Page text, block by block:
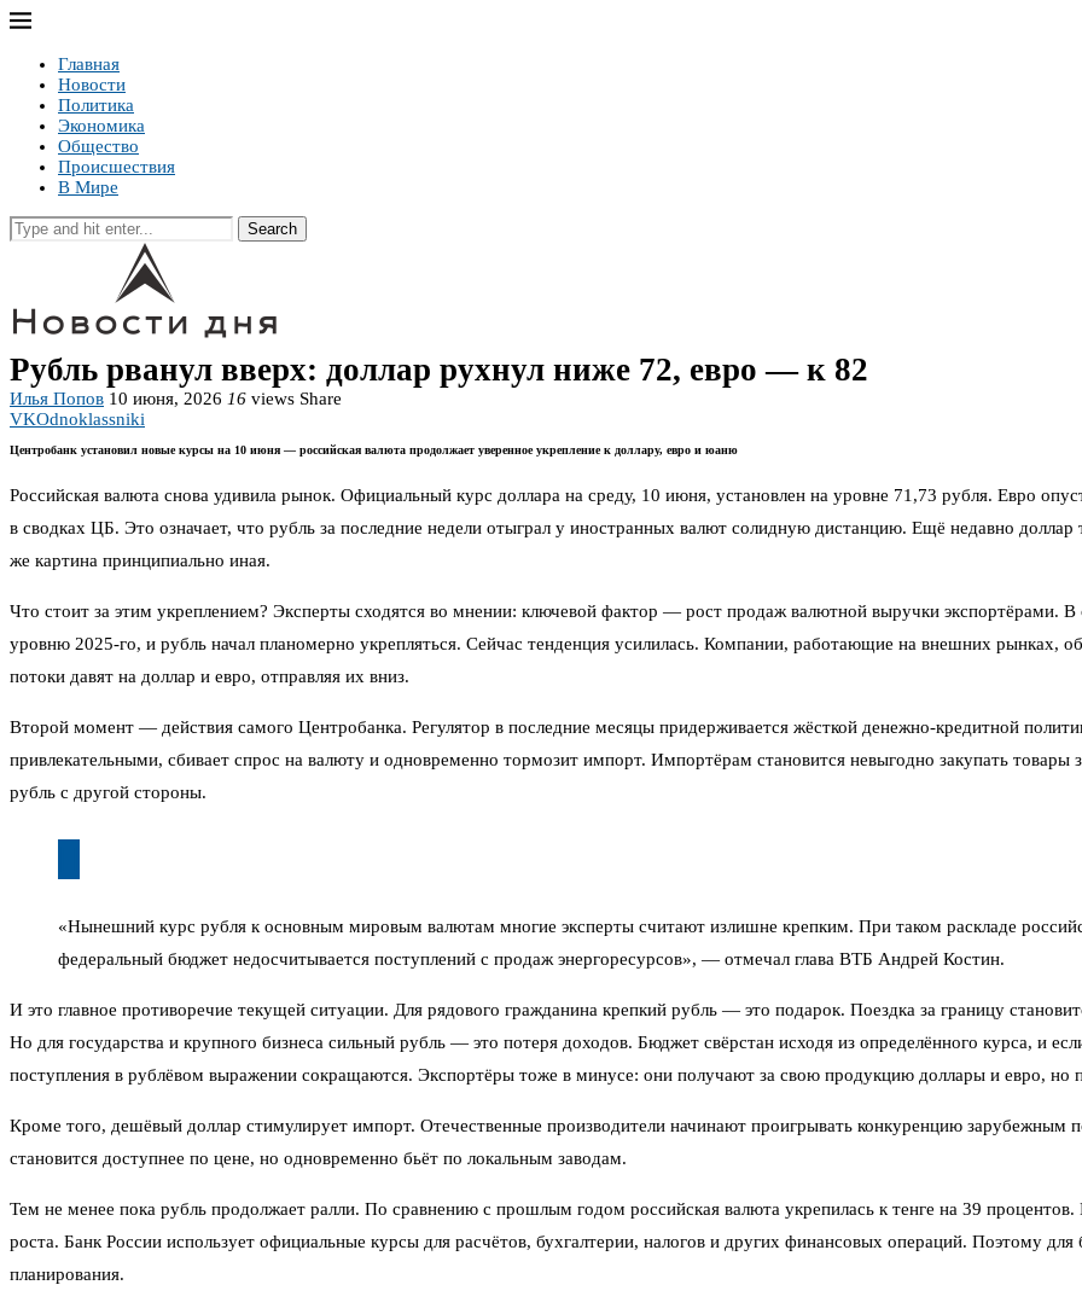
Главная
Новости
Политика
Экономика
Общество
Происшествия
В Мире
Search
Рубль рванул вверх: доллар рухнул ниже 72, евро — к 82
Илья Попов 10 июня, 2026 16 views Share
VKOdnoklassniki
Центробанк установил новые курсы на 10 июня — российская валюта продолжает уверенное укрепление к доллару, евро и юаню
Российская валюта снова удивила рынок. Официальный курс доллара на среду, 10 июня, установлен на уровне 71,73 рубля. Евро
в сводках ЦБ. Это означает, что рубль за последние недели отыграл у иностранных валют солидную дистанцию. Ещё недавно доллар
же картина принципиально иная.
Что стоит за этим укреплением? Эксперты сходятся во мнении: ключевой фактор — рост продаж валютной выручки экспортёрами.
уровню 2025-го, и рубль начал планомерно укрепляться. Сейчас тенденция усилилась. Компании, работающие на внешних рынках,
потоки давят на доллар и евро, отправляя их вниз.
Второй момент — действия самого Центробанка. Регулятор в последние месяцы придерживается жёсткой денежно-кредитной
привлекательными, сбивает спрос на валюту и одновременно тормозит импорт. Импортёрам становится невыгодно закупать
рубль с другой стороны.
«Нынешний курс рубля к основным мировым валютам многие эксперты считают излишне крепким. При таком раскладе
федеральный бюджет недосчитывается поступлений с продаж энергоресурсов», — отмечал глава ВТБ Андрей Костин.
И это главное противоречие текущей ситуации. Для рядового гражданина крепкий рубль — это подарок. Поездка за границу
Но для государства и крупного бизнеса сильный рубль — это потеря доходов. Бюджет свёрстан исходя из определённого курса, и
поступления в рублёвом выражении сокращаются. Экспортёры тоже в минусе: они получают за свою продукцию доллары и евро, но
Кроме того, дешёвый доллар стимулирует импорт. Отечественные производители начинают проигрывать конкуренцию зарубежным
становится доступнее по цене, но одновременно бьёт по локальным заводам.
Тем не менее пока рубль продолжает ралли. По сравнению с прошлым годом российская валюта укрепилась к тенге на 39
роста. Банк России использует официальные курсы для расчётов, бухгалтерии, налогов и других финансовых операций. Поэтому
планирования.